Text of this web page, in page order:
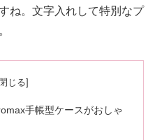
ね。文字入れして特別なプ
手帳型ケースがおしゃ